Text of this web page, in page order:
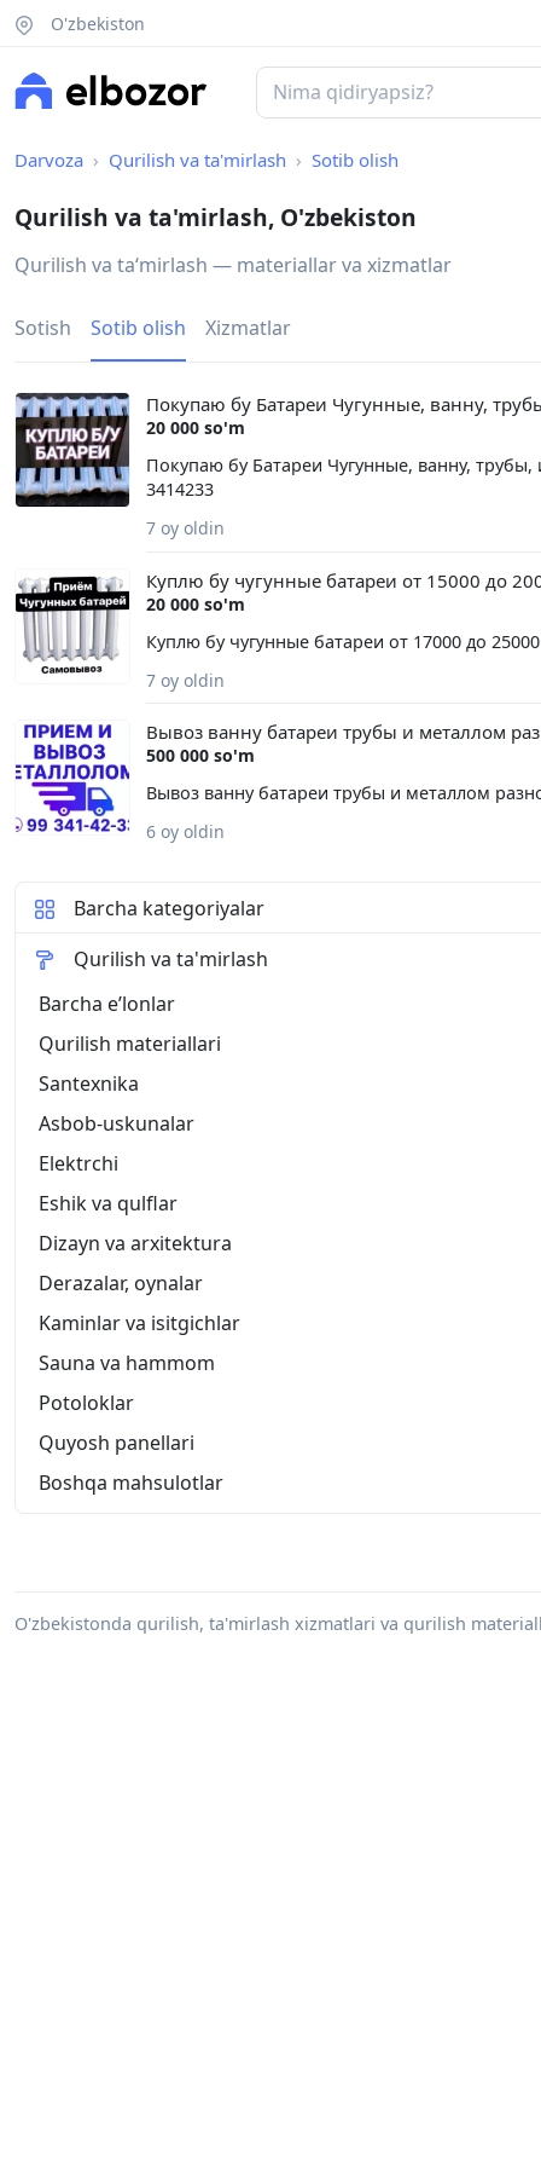
O'zbekiston
Darvoza Qurilish va ta'mirlash Sotib olish
Qurilish va ta'mirlash, O'zbekiston
Qurilish va taʻmirlash — materiallar va xizmatlar
Sotish Sotib olish Xizmatlar
Покупаю бу Батареи Чугунные, ванну,
20 000 so'm
Покупаю бу Батареи Чугунные, ванну,
3414233
7 oy oldin
Куплю бу чугунные батареи от 15000 до
20 000 so'm
Куплю бу чугунные батареи от 17000 до
7 oy oldin
Вывоз ванну батареи трубы и металлом
500 000 so'm
Вывоз ванну батареи трубы и металлом
6 oy oldin
Barcha kategoriyalar
Qurilish va ta'mirlash
Barcha eʼlonlar
Qurilish materiallari
Santexnika
Asbob-uskunalar
Elektrchi
Eshik va qulflar
Dizayn va arxitektura
Derazalar, oynalar
Kaminlar va isitgichlar
Sauna va hammom
Potoloklar
Quyosh panellari
Boshqa mahsulotlar
O'zbekistonda qurilish, ta'mirlash xizmatlari va qurilish